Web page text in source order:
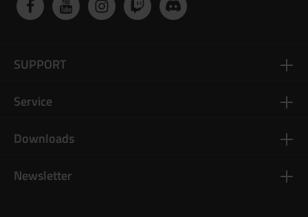
Newsletter
SUPPORT
Service
Downloads